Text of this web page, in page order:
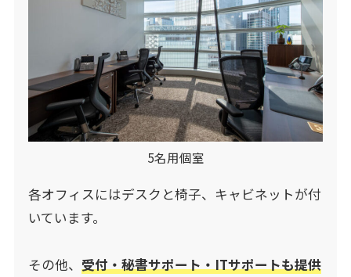
5名用個室
各オフィスにはデスクと椅子、キャビネットが付
いています。
その他、 受付・秘書サポート・ITサポートも提供